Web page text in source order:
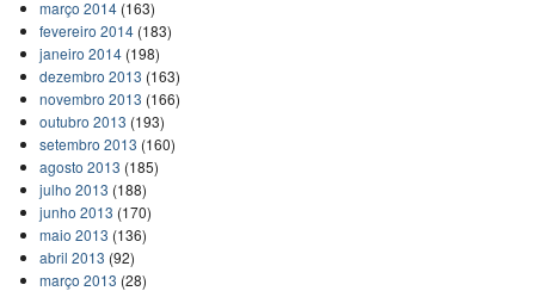
março 2014(163)
fevereiro 2014(183)
janeiro 2014(198)
dezembro 2013 (163)
novembro 2013 (166)
outubro 2013 (193)
setembro 2013 (160)
agosto 2013 (185)
julho 2013 (188)
junho 2013 (170)
maio 2013 (136)
abril 2013 (92)
março 2013 (28)